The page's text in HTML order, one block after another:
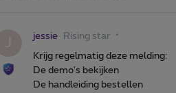
J jessie Rising star
Krijg regelmatig deze melding:
De demo's bekijken
De handleiding bestellen